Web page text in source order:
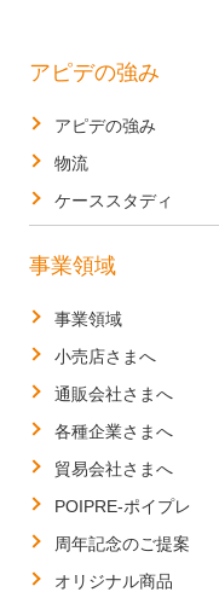
アピデの強み
アピデの強み
物流
ケーススタディ
事業領域
事業領域
小売店さまへ
通販会社さまへ
各種企業さまへ
貿易会社さまへ
POIPRE-ポイプレ
周年記念のご提案
オリジナル商品